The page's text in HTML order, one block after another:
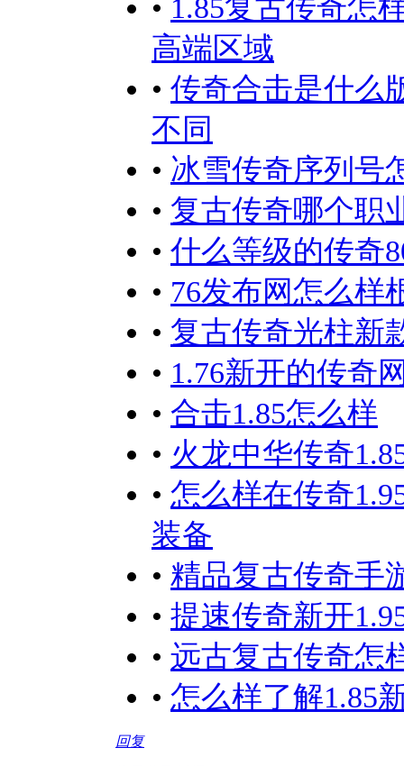
• 1.85复古传奇怎
高端区域
• 传奇合击是什么
不同
• 冰雪传奇序列号
• 复古传奇哪个职
• 什么等级的传奇
• 76发布网怎么样
• 复古传奇光柱新
• 1.76新开的传奇
• 合击1.85怎么样
• 火龙中华传奇
• 怎么样在传奇
装备
• 精品复古传奇手
• 提速传奇新开
• 远古复古传奇怎
• 怎么样了解1.85
回复